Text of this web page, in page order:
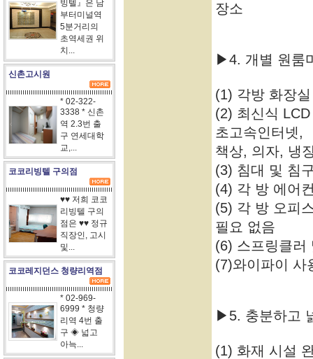
빙텔』은 남
부터미널역
5분거리의
초역세권 위
치...
신촌고시원
* 02-322-
3338 * 신촌
역 2.3번 출
구 연세대학
교,...
코코리빙텔 구의점
♥♥ 저희 코코
리빙텔 구의
점은 ♥♥ 정규
직장인, 고시
및...
코코레지던스 청량리역점
* 02-969-
6999 * 청량
리역 4번 출
구 ◈ 넓고
아늑...
장소
▶4. 개별 원룸
(1) 각방 화장
(2) 최신식
초고속인터넷,
책상, 의자, 냉
(3) 침대 및 침
(4) 각 방 에어
(5) 각 방 오피
필요 없음
(6) 스프링클러
(7)와이파이 사
▶5. 충분하고
(1) 화재 시설